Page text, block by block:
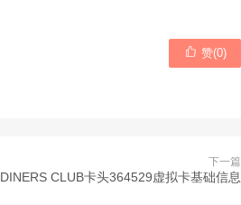
 赞(0)
下一篇
DINERS CLUB卡头364529虚拟卡基础信息